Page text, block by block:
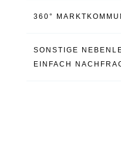
360°
SONSTIGE
EINFACH